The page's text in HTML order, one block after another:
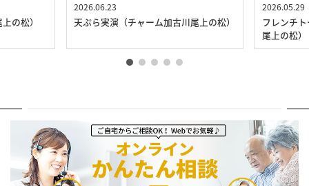
の松）
2026.06.23
天ぷら実演（チャーム加古川尾上の松）
2026.05.29
フレンチ
尾上の松）